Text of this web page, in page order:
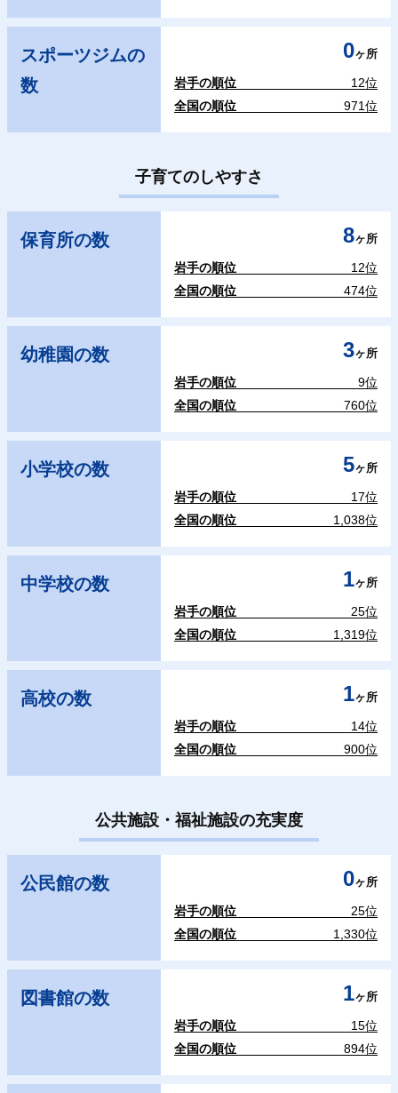
スポーツジムの
数
0ヶ所
岩手の順位
12位
全国の順位
971位
子育てのしやすさ
保育所の数 8ヶ所
岩手の順位
12位
全国の順位
474位
幼稚園の数 3ヶ所
岩手の順位
9位
全国の順位
760位
小学校の数 5ヶ所
岩手の順位
17位
全国の順位
1,038位
中学校の数 1ヶ所
岩手の順位
25位
全国の順位
1,319位
高校の数 1ヶ所
岩手の順位
14位
全国の順位
900位
公共施設・福祉施設の充実度
公民館の数 0ヶ所
岩手の順位
25位
全国の順位
1,330位
図書館の数 1ヶ所
岩手の順位
15位
全国の順位
894位